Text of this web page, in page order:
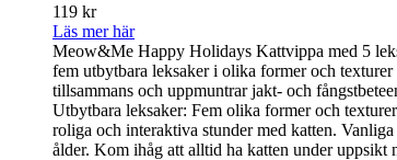
119 kr
Läs mer här
Meow&Me Happy Holidays Kattvippa med 5
fem utbytbara leksaker i olika former och
tillsammans och uppmuntrar jakt- och
Utbytbara leksaker: Fem olika former och
roliga och interaktiva stunder med katten.
ålder. Kom ihåg att alltid ha katten under uppsikt